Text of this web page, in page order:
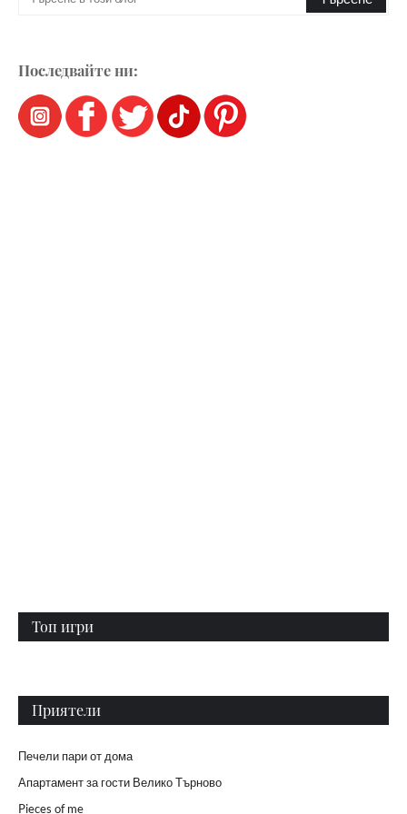
Последвайте ни:
Топ игри
Приятели
Печели пари от дома
Апартамент за гости Велико Търново
Pieces of me